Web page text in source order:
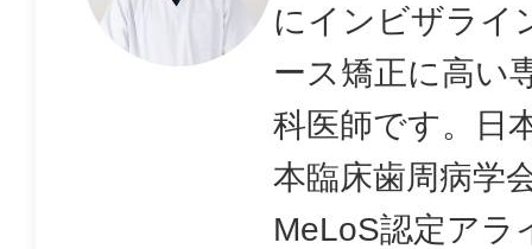
にインビザライ
ース矯正に高い
科医師です。日
本臨床歯周病学
MeLoS認定アラ